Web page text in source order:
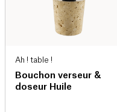
Ah ! table !
Bouchon verseur &
doseur Huile